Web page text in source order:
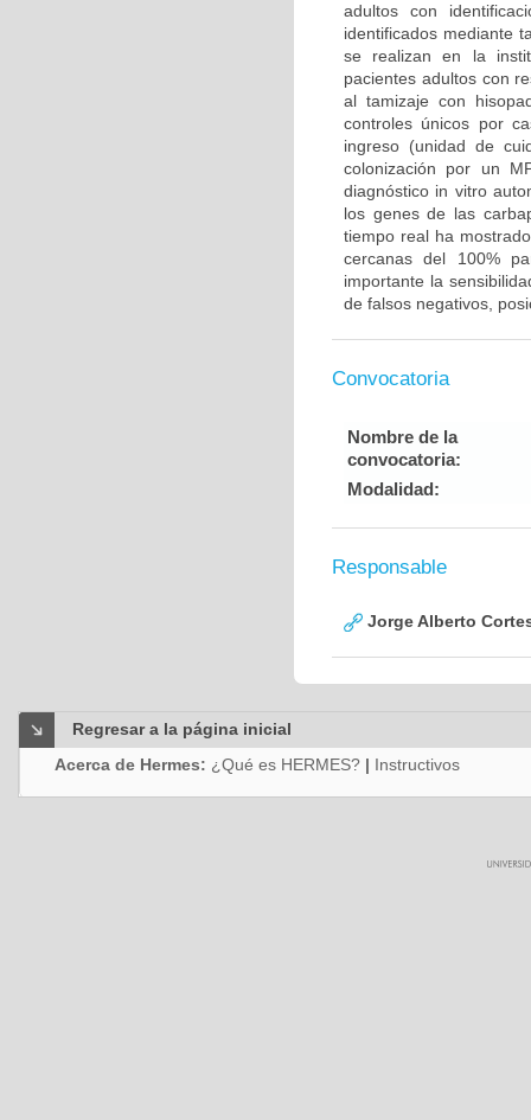
adultos con
identificados mediante
se realizan en la
pacientes adultos con
al tamizaje con
controles únicos por
ingreso (unidad de
colonización por un
diagnóstico in vitro
los genes de las
tiempo real ha
cercanas del 100%
importante la
de falsos negativos,
Convocatoria
Nombre de la
convocatoria:
Modalidad:
Responsable
Jorge Alberto
Regresar a la página inicial
Acerca de Hermes: ¿Qué es HERMES? | Instructivos